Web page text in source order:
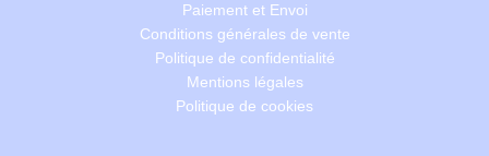
Paiement et Envoi
Conditions générales de vente
Politique de confidentialité
Mentions légales
Politique de cookies